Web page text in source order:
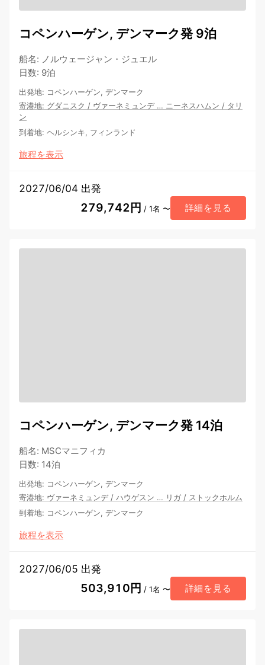
コペンハーゲン, デンマーク発 9泊
船名: ノルウェージャン・ジュエル
日数: 9泊
出発地: コペンハーゲン, デンマーク
寄港地: グダニスク / ヴァーネミュンデ… ニーネスハムン / タリ
ン
到着地: ヘルシンキ, フィンランド
旅程を表示
2027/06/04 出発
279,742円 / 1名 〜 詳細を見る
コペンハーゲン, デンマーク発 14泊
船名: MSCマニフィカ
日数: 14泊
出発地: コペンハーゲン, デンマーク
寄港地: ヴァーネミュンデ/ ハウゲスン … リガ / ストックホルム
到着地: コペンハーゲン, デンマーク
旅程を表示
2027/06/05 出発
503,910円 / 1名 〜 詳細を見る